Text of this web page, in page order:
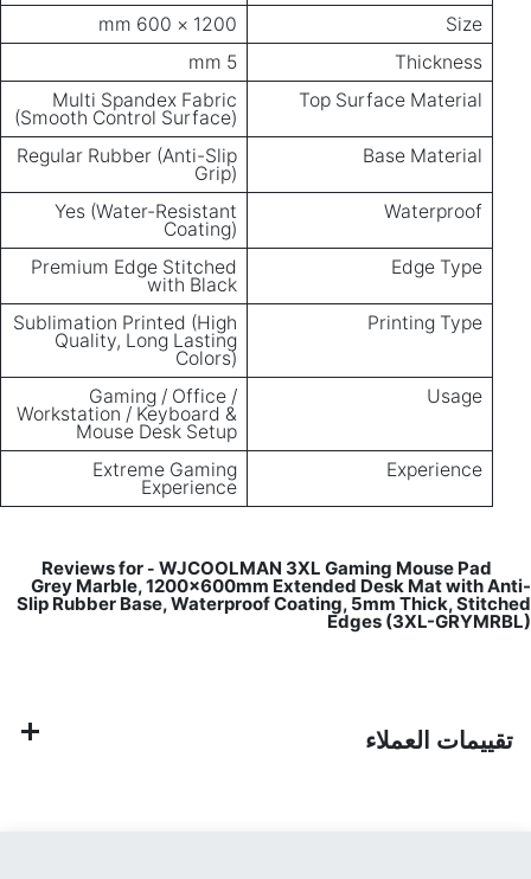
Size
1200 × 600 mm
Thickness
5 mm
Top Surface Material
Multi Spandex Fabric
(Smooth Control Surface)
Base Material
Regular Rubber (Anti-Slip
Grip)
Waterproof
Yes (Water-Resistant
Coating)
Edge Type
Premium Edge Stitched
with Black
Printing Type
Sublimation Printed (High
Quality, Long Lasting
Colors)
Usage
Gaming / Office /
Workstation / Keyboard &
Mouse Desk Setup
Experience
Extreme Gaming
Experience
- WJCOOLMAN 3XL Gaming Mouse Pad
Grey Marble, 1200×600mm Extended Desk Mat with Anti-
Slip Rubber Base, Waterproof Coating, 5mm Thick, Stitched
Edges (3XL-GRYMRBL)
تقييمات العملاء